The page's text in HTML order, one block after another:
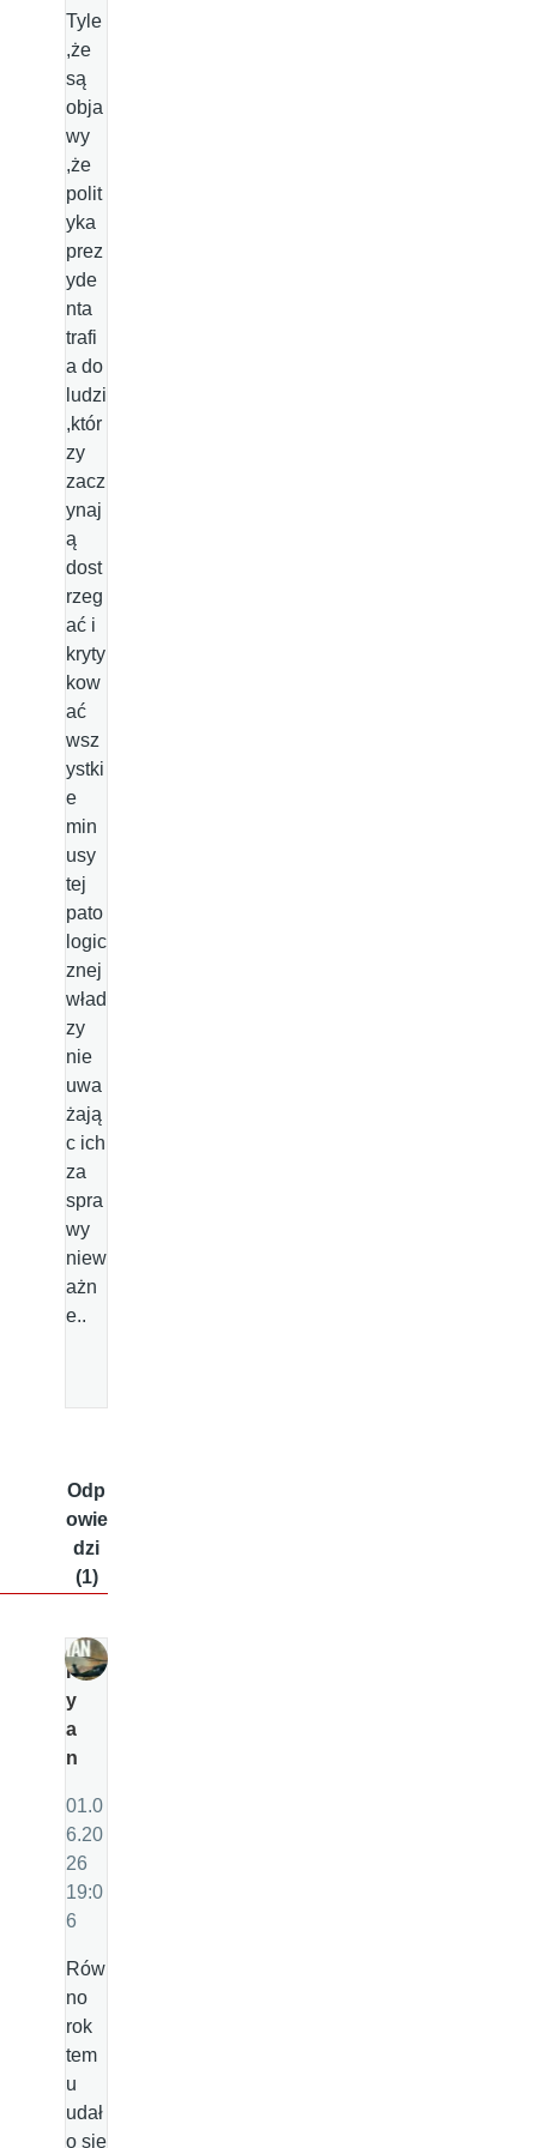
Tyle
,że
są
obja
wy
,że
polit
yka
prez
yde
nta
trafi
a do
ludzi
,któr
zy
zacz
ynaj
ą
dost
rzeg
ać i
kryty
kow
ać
wsz
ystki
e
min
usy
tej
pato
logic
znej
wład
zy
nie
uwa
żają
c ich
za
spra
wy
niew
ażn
e..
Odp
owie
dzi
(1)
R
y
a
n
01.0
6.20
26
19:0
6
Rów
no
rok
tem
u
udał
o się